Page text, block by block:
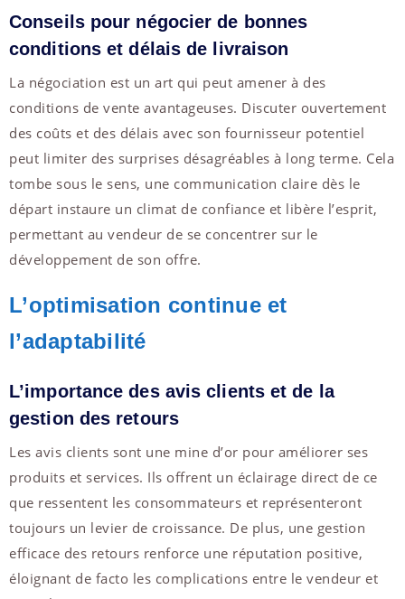
Conseils pour négocier de bonnes
conditions et délais de livraison
La négociation est un art qui peut amener à des
conditions de vente avantageuses. Discuter ouvertement
des coûts et des délais avec son fournisseur potentiel
peut limiter des surprises désagréables à long terme. Cela
tombe sous le sens, une communication claire dès le
départ instaure un climat de confiance et libère l’esprit,
permettant au vendeur de se concentrer sur le
développement de son offre.
L’optimisation continue et
l’adaptabilité
L’importance des avis clients et de la
gestion des retours
Les avis clients sont une mine d’or pour améliorer ses
produits et services. Ils offrent un éclairage direct de ce
que ressentent les consommateurs et représenteront
toujours un levier de croissance. De plus, une gestion
efficace des retours renforce une réputation positive,
éloignant de facto les complications entre le vendeur et